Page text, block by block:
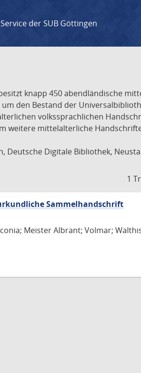
der SUB Göttingen
knapp 450 abendländische
den Bestand der
volkssprachlichen
weitere mittelalterliche
Deutsche Digitale Bibliothek,
1
Sammelhandschrift
Meister Albrant; Volmar;